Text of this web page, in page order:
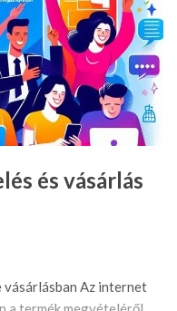
és vásárlás
vásárlásban Az internet